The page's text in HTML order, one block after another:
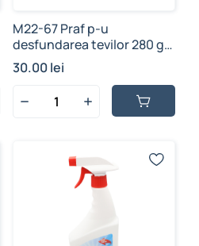
M22-67 Praf p-u
desfundarea tevilor 280 g
(1/60 buc)
30.00 lei